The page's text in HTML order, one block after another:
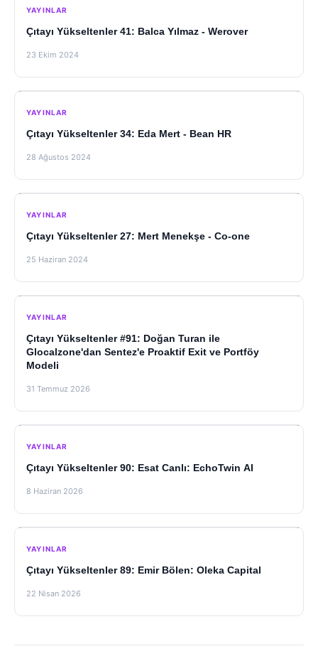
YAYINLAR
Çıtayı Yükseltenler 41: Balca Yılmaz - Werover
23 Ekim 2024
YAYINLAR
Çıtayı Yükseltenler 34: Eda Mert - Bean HR
28 Ağustos 2024
YAYINLAR
Çıtayı Yükseltenler 27: Mert Menekşe - Co-one
25 Haziran 2024
YAYINLAR
Çıtayı Yükseltenler #91: Doğan Turan ile
Glocalzone'dan Sentez'e Proaktif Exit ve Portföy
Modeli
31 Temmuz 2026
YAYINLAR
Çıtayı Yükseltenler 90: Esat Canlı: EchoTwin AI
8 Haziran 2026
YAYINLAR
Çıtayı Yükseltenler 89: Emir Bölen: Oleka Capital
22 Nisan 2026